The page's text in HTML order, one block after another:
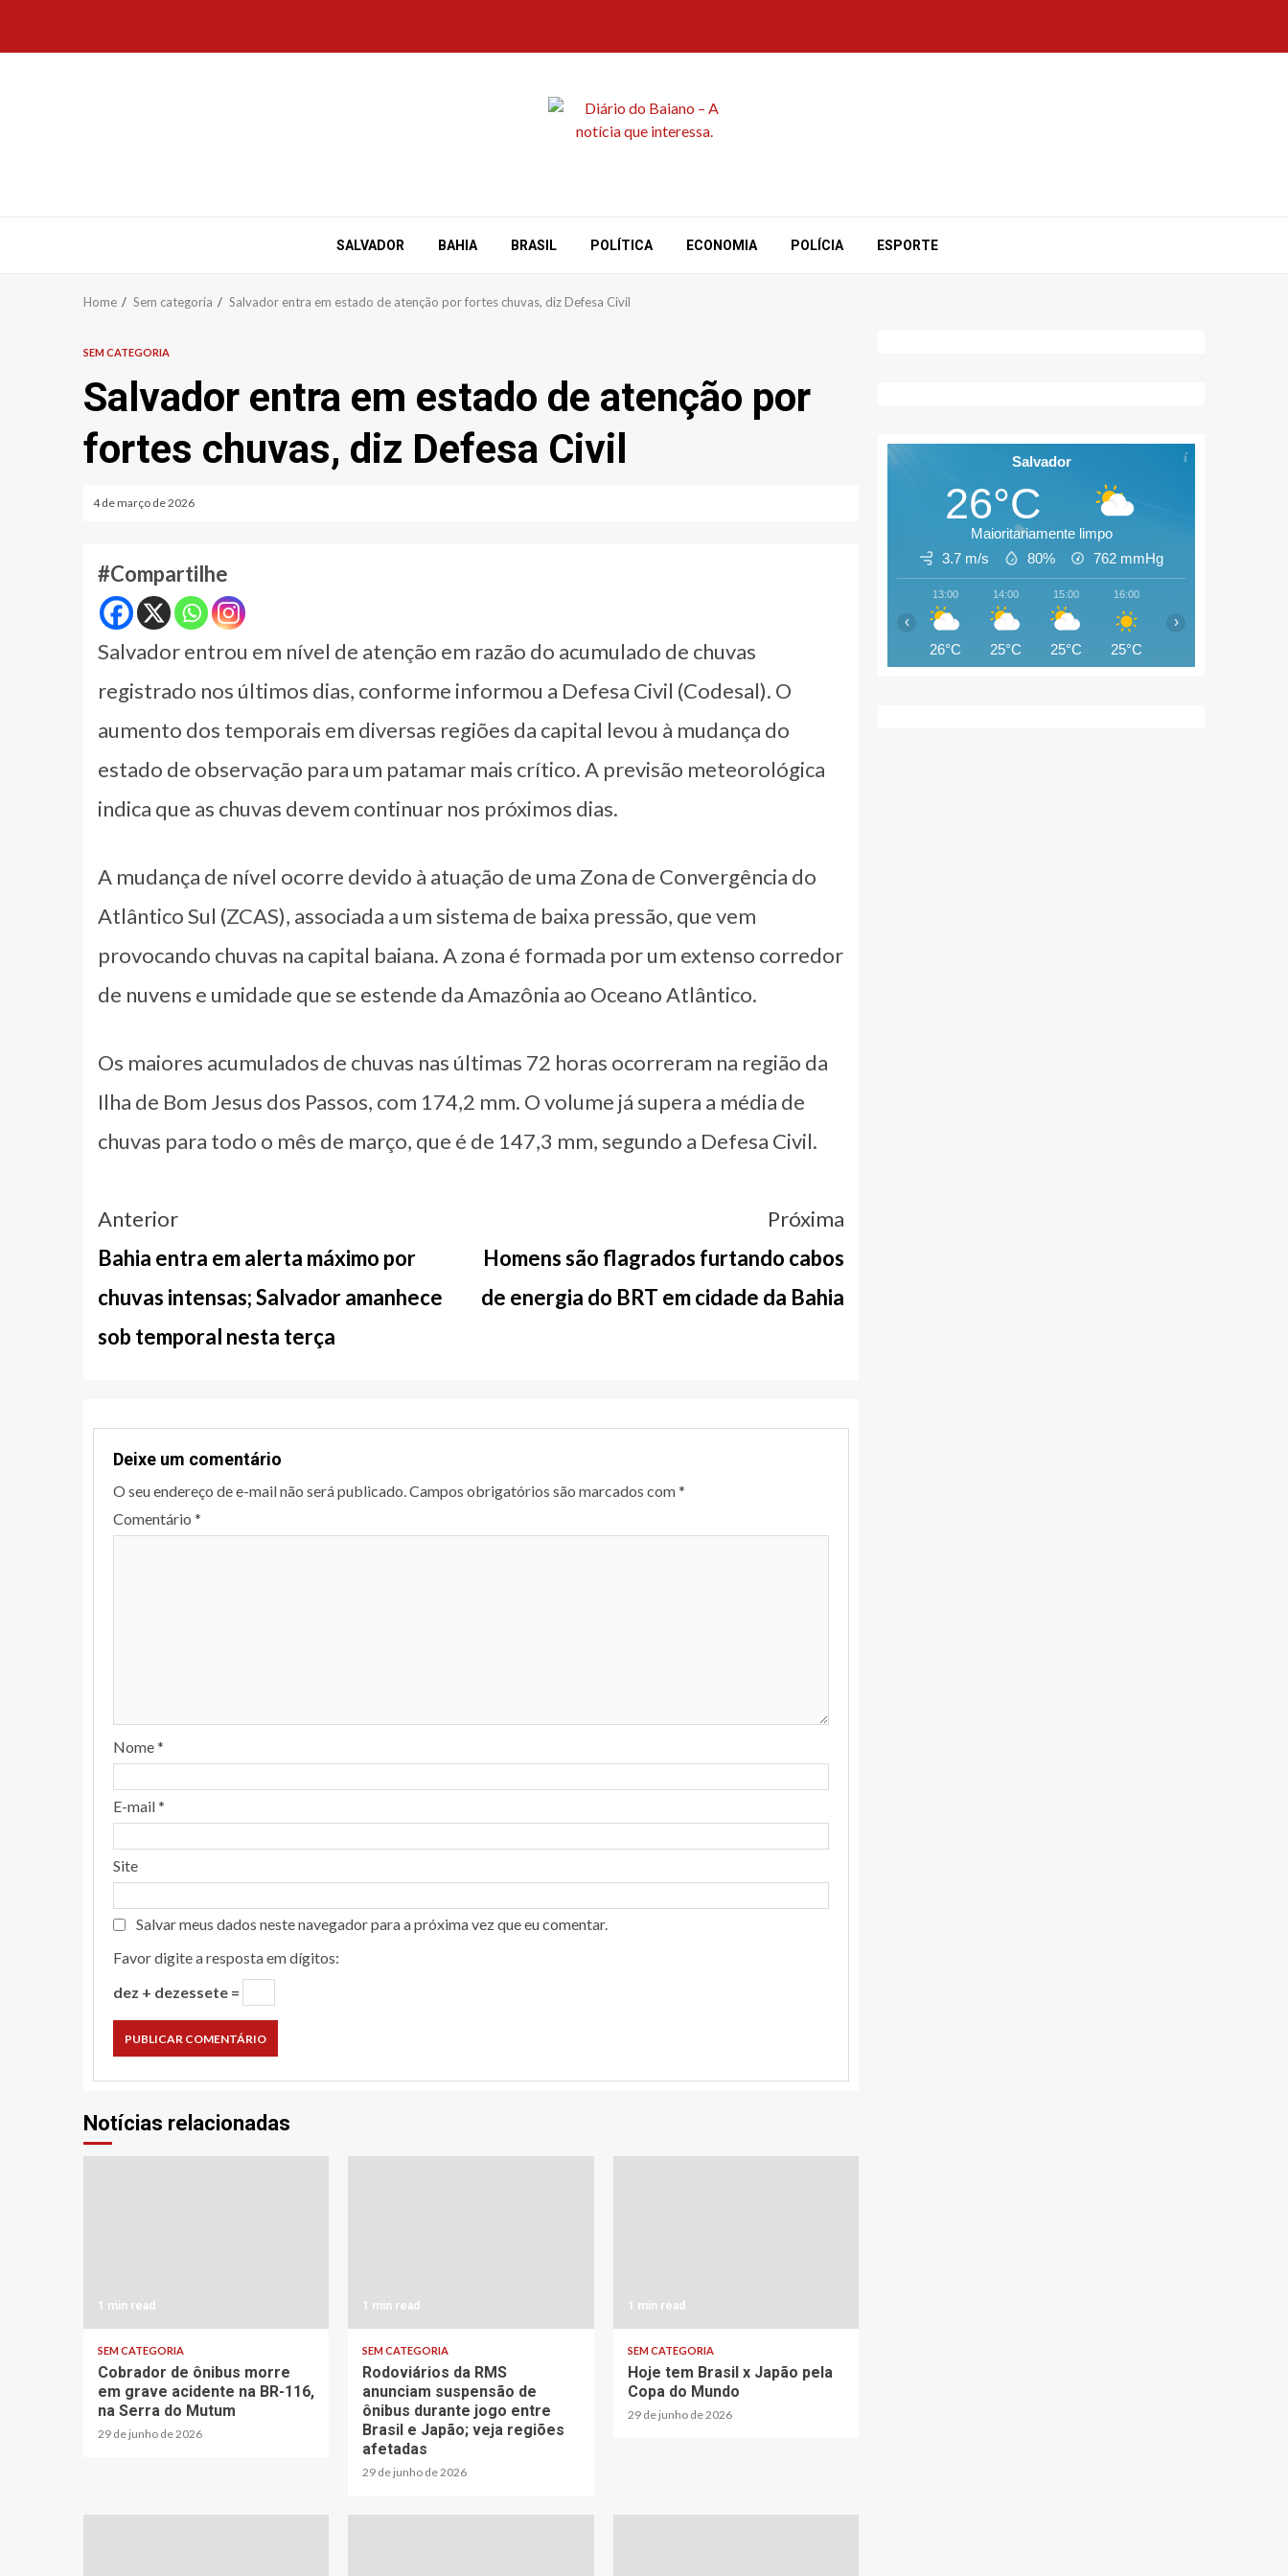
content
SALVADOR BAHIA BRASIL POLÍTICA ECONOMIA POLÍCIA ESPORTE
Home Sem categoria Salvador entra em estado de atenção por fortes chuvas, diz Defesa Civil
SEM CATEGORIA
Salvador entra em estado de atenção por
fortes chuvas, diz Defesa Civil
4 de março de 2026
#Compartilhe
Salvador entrou em nível de atenção em razão do acumulado de chuvas
registrado nos últimos dias, conforme informou a Defesa Civil (Codesal). O
aumento dos temporais em diversas regiões da capital levou à mudança do
estado de observação para um patamar mais crítico. A previsão meteorológica
indica que as chuvas devem continuar nos próximos dias.
A mudança de nível ocorre devido à atuação de uma Zona de Convergência do
Atlântico Sul (ZCAS), associada a um sistema de baixa pressão, que vem
provocando chuvas na capital baiana. A zona é formada por um extenso corredor
de nuvens e umidade que se estende da Amazônia ao Oceano Atlântico.
Os maiores acumulados de chuvas nas últimas 72 horas ocorreram na região da
Ilha de Bom Jesus dos Passos, com 174,2 mm. O volume já supera a média de
chuvas para todo o mês de março, que é de 147,3 mm, segundo a Defesa Civil.
Navegação
entre
notícias
Anterior
Bahia entra em alerta máximo por
chuvas intensas; Salvador amanhece
sob temporal nesta terça
Próxima
Homens são flagrados furtando cabos
de energia do BRT em cidade da Bahia
Deixe um comentário
O seu endereço de e-mail não será publicado.Campos obrigatórios são marcados com*
Comentário *
Nome*
E-mail*
Site
Salvar meus dados neste navegador para a próxima vez que eu comentar.
Favor digite a resposta em dígitos:
dez + dezessete =
Notícias relacionadas
1 min read
SEM CATEGORIA
Cobrador de ônibus morre
em grave acidente na BR-116,
na Serra do Mutum
29 de junho de 2026
1 min read
SEM CATEGORIA
Rodoviários da RMS
anunciam suspensão de
ônibus durante jogo entre
Brasil e Japão; veja regiões
afetadas
29 de junho de 2026
1 min read
SEM CATEGORIA
Hoje tem Brasil x Japão pela
Copa do Mundo
29 de junho de 2026
Salvador
26°C
Maioritariamente limpo
3.7 m/s
80% 762 mmHg
13:00
26°C
14:00
25°C
15:00
25°C
16:00
25°C
‹ ›